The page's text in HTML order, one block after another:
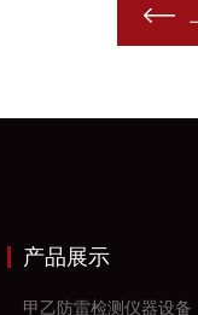
产品展示
甲乙防雷检测仪器设备